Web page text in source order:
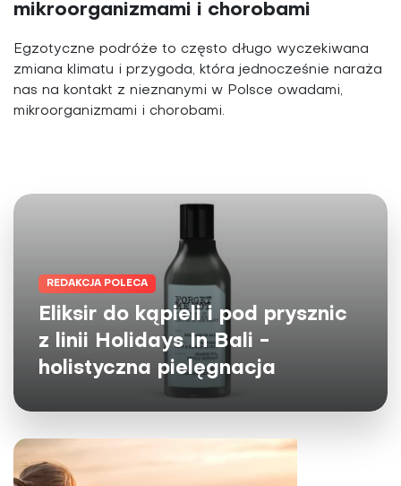
mikroorganizmami i chorobami
Egzotyczne podróże to często długo wyczekiwana
zmiana klimatu i przygoda, która jednocześnie naraża
nas na kontakt z nieznanymi w Polsce owadami,
mikroorganizmami i chorobami.
REDAKCJA POLECA
Eliksir do kąpieli i pod prysznic
z linii Holidays In Bali -
holistyczna pielęgnacja